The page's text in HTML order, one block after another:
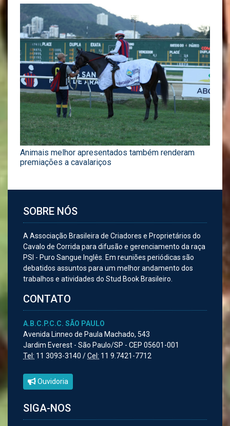
Animais melhor apresentados também renderam
premiações a cavalariços
SOBRE NÓS
A Associação Brasileira de Criadores e Proprietários do
Cavalo de Corrida para difusão e gerenciamento da raça
PSI - Puro Sangue Inglês. Em reuniões periódicas são
debatidos assuntos para um melhor andamento dos
trabalhos e atividades do Stud Book Brasileiro.
CONTATO
A.B.C.P.C.C. SÃO PAULO
Avenida Linneo de Paula Machado, 543
Jardim Everest - São Paulo/SP - CEP 05601-001
Tel: 11 3093-3140 /Cel: 11 9.7421-7712
Ouvidoria
SIGA-NOS